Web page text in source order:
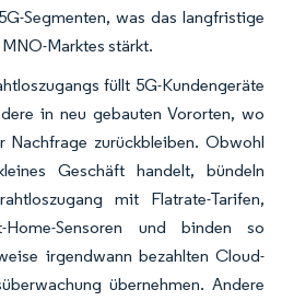
Segmenten, was das langfristige
Marktes stärkt.
füllt 5G-Kundengeräte
in neu gebauten Vororten, wo
Nachfrage zurückbleiben. Obwohl
Geschäft handelt, bündeln
mit Flatrate-Tarifen,
Home-Sensoren und binden so
irgendwann bezahlten Cloud-
übernehmen. Andere